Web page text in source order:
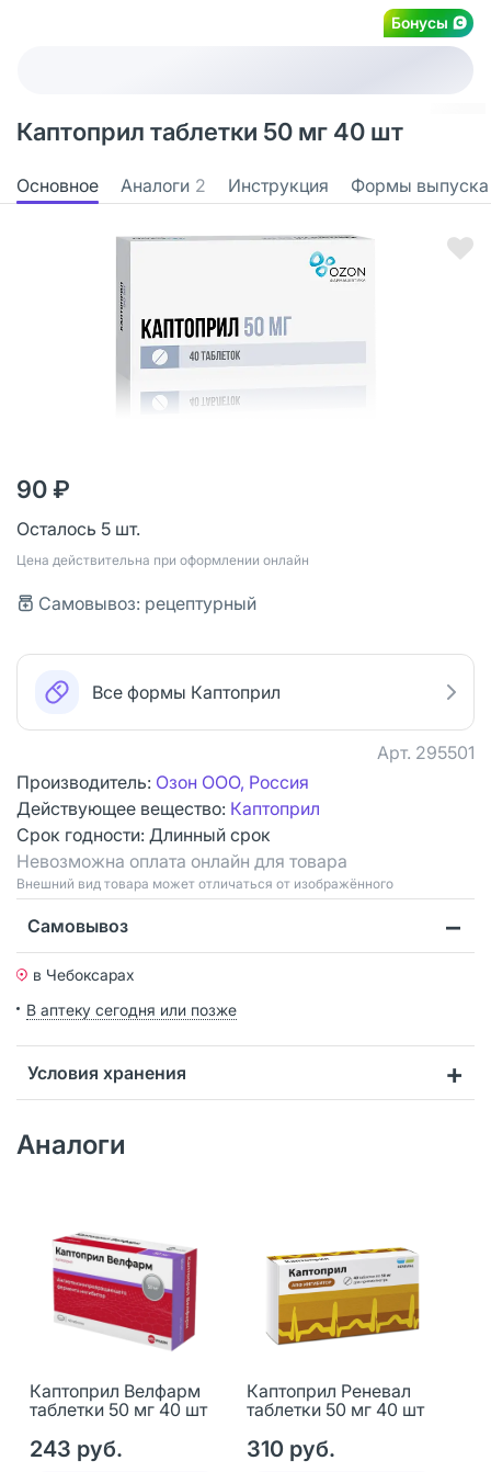
Бонусы
Каптоприл таблетки 50 мг 40 шт
Основное Аналоги 2 Инструкция Формы выпуска
90 ₽
Осталось 5 шт.
Цена действительна при оформлении онлайн
Самовывоз: рецептурный
Все формы Каптоприл
Арт. 295501
Производитель: Озон ООО, Россия
Действующее вещество: Каптоприл
Срок годности: Длинный срок
Невозможна оплата онлайн для товара
Bнешний вид товара может отличаться от изображённого
Самовывоз
в Чебоксарах
В аптеку сегодня или позже
Условия хранения
Аналоги
Каптоприл Велфарм
таблетки 50 мг 40 шт
243 руб.
Каптоприл Реневал
таблетки 50 мг 40 шт
310 руб.